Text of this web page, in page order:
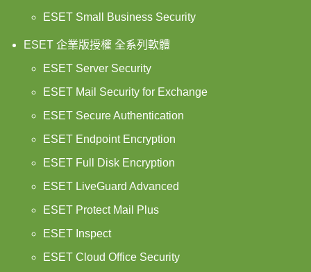
ESET Small Business Security
ESET 企業版授權 全系列軟體
ESET Server Security
ESET Mail Security for Exchange
ESET Secure Authentication
ESET Endpoint Encryption
ESET Full Disk Encryption
ESET LiveGuard Advanced
ESET Protect Mail Plus
ESET Inspect
ESET Cloud Office Security